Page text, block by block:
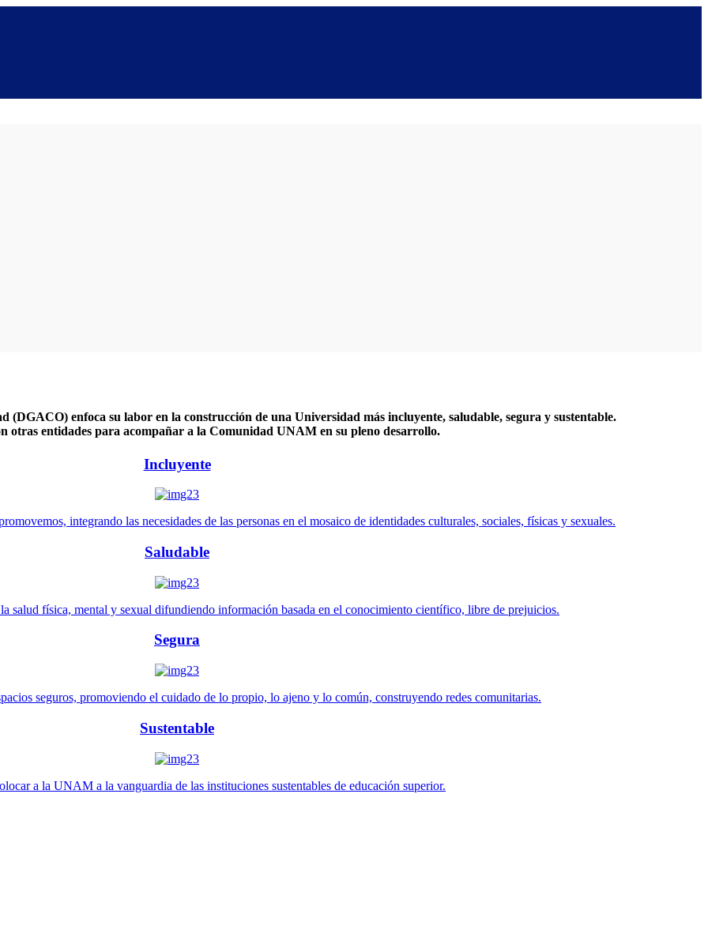
(DGACO) enfoca su labor en la construcción de una Universidad más incluyente, saludable, segura y sustentable.
otras entidades para acompañar a la Comunidad UNAM en su pleno desarrollo.
Incluyente
integrando las necesidades de las personas en el mosaico de identidades culturales, sociales, físicas y sexuales.
Saludable
salud física, mental y sexual difundiendo información basada en el conocimiento científico, libre de prejuicios.
Segura
seguros, promoviendo el cuidado de lo propio, lo ajeno y lo común, construyendo redes comunitarias.
Sustentable
a la UNAM a la vanguardia de las instituciones sustentables de educación superior.